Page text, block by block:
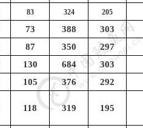
83 324 205
73 388
303
87 350
297
130 684
303
105 376
292
118 319 195